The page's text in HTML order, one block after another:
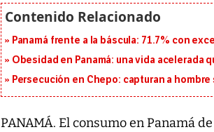
Panamá frente a la báscula: 71.7% con
Obesidad en Panamá: una vida acelerada
Persecución en Chepo: capturan a
PANAMÁ. El consumo en Panamá